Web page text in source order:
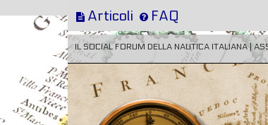
Articoli FAQ
IL SOCIAL FORUM DELLA NAUTICA ITALIANA |